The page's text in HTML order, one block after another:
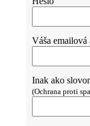
Váša emailová
Inak ako
(Ochrana proti